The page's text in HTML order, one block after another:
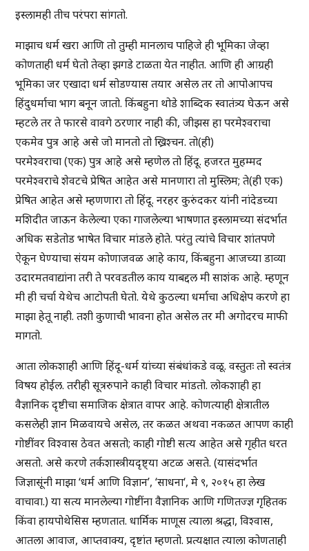
इस्लामही तीच परंपरा सांगतो.
माझाच धर्म खरा आणि तो तुम्ही मानलाच पाहिजे ही भूमिका जेव्हा
कोणताही धर्म घेतो तेव्हा झगडे टाळता येत नाहीत. आणि ही आग्रही
भूमिका जर एखादा धर्म सोडण्यास तयार असेल तर तो आपोआपच
हिंदुधर्माचा भाग बनून जातो. किंबहुना थोडे शाब्दिक स्वातंत्र्य घेऊन असे
म्हटले तर ते फारसे वावगे ठरणार नाही की, जीझस हा परमेश्वराचा
एकमेव पुत्र आहे असे जो मानतो तो ख्रिश्चन. तो(ही)
परमेश्वराचा (एक) पुत्र आहे असे म्हणेल तो हिंदू. हजरत मुहम्मद
परमेश्वराचे शेवटचे प्रेषित आहेत असे मानणारा तो मुस्लिम; ते(ही एक)
प्रेषित आहेत असे म्हणणारा तो हिंदू. नरहर कुरुंदकर यांनी नांदेडच्या
मशिदीत जाऊन केलेल्या एका गाजलेल्या भाषणात इस्लामच्या संदर्भात
अधिक सडेतोड भाषेत विचार मांडले होते. परंतु त्यांचे विचार शांतपणे
ऐकून घेण्याचा संयम कोणाजवळ आहे काय, किंबहुना आजच्या डाव्या
उदारमतवाद्यांना तरी ते परवडतील काय याबद्दल मी साशंक आहे. म्हणून
मी ही चर्चा येथेच आटोपती घेतो. येथे कुठल्या धर्माचा अधिक्षेप करणे हा
माझा हेतू नाही. तशी कुणाची भावना होत असेल तर मी अगोदरच माफी
मागतो.
आता लोकशाही आणि हिंदू-धर्म यांच्या संबंधांकडे वळू. वस्तुतः तो स्वतंत्र
विषय होईल. तरीही सूत्ररुपाने काही विचार मांडतो. लोकशाही हा
वैज्ञानिक दृष्टीचा समाजिक क्षेत्रात वापर आहे. कोणत्याही क्षेत्रातील
कसलेही ज्ञान मिळवायचे असेल, तर कळत अथवा नकळत आपण काही
गोष्टींवर विश्वास ठेवत असतो; काही गोष्टी सत्य आहेत असे गृहीत धरत
असतो. असे करणे तर्कशास्त्रीयदृष्ट्या अटळ असते. (यासंदर्भात
जिज्ञासूंनी माझा ‘धर्म आणि विज्ञान’, ‘साधना‘, मे ९, २०१५ हा लेख
वाचावा.) या सत्य मानलेल्या गोष्टींना वैज्ञानिक आणि गणितज्ज्ञ गृहितक
किंवा हायपोथेसिस म्हणतात. धार्मिक माणूस त्याला श्रद्धा, विश्वास,
आतला आवाज, आप्तवाक्य, दृष्टांत म्हणतो. प्रत्यक्षात त्याला कोणताही